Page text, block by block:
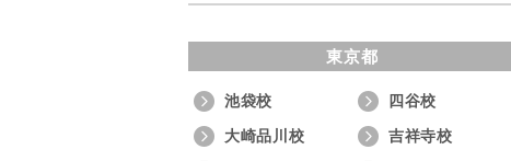
東京都
池袋校
四谷校
大崎品川校
吉祥寺校